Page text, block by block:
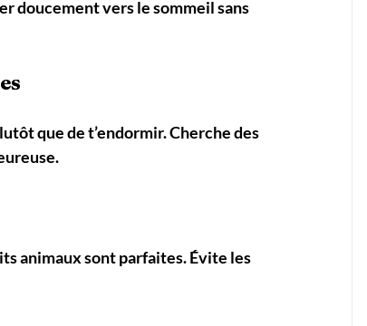
doucement vers le sommeil sans
que de t’endormir. Cherche des
animaux sont parfaites. Évite les